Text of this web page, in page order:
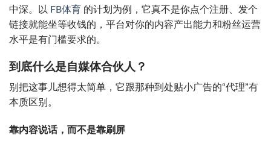
中深。以 FB体育 的计划为例，它真不是你点个注册、发个
链接就能坐等收钱的，平台对你的内容产出能力和粉丝运营
水平是有门槛要求的。
到底什么是自媒体合伙人？
别把这事儿想得太简单，它跟那种到处贴小广告的“代理”有
本质区别。
靠内容说话，而不是靠刷屏